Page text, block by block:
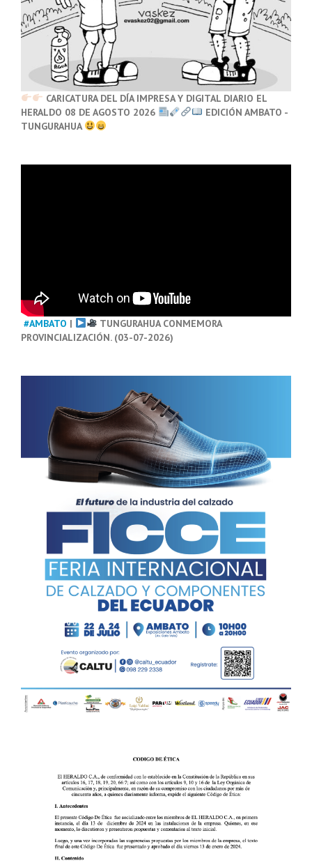
CARICATURA DEL DÍA IMPRESA Y DIGITAL DIARIO EL
HERALDO 08 DE AGOSTO 2026
EDICIÓN AMBATO -
TUNGURAHUA
#AMBATO |
TUNGURAHUA CONMEMORA
PROVINCIALIZACIÓN. (03-07-2026)